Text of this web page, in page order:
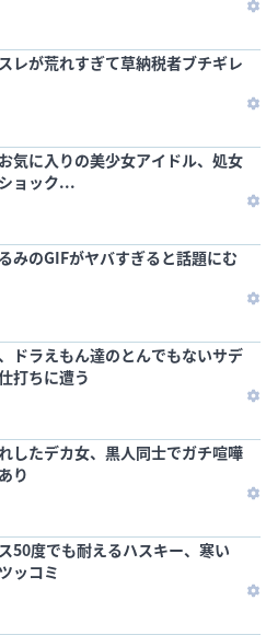
レが荒れすぎて草納税者ブチギレ
気に入りの美少女アイドル、処女
ョック...
みのGIFがヤバすぎると話題にむ
ドラえもん達のとんでもないサデ
打ちに遭う
したデカ女、黒人同士でガチ喧嘩
り
50度でも耐えるハスキー、寒い
ッコミ